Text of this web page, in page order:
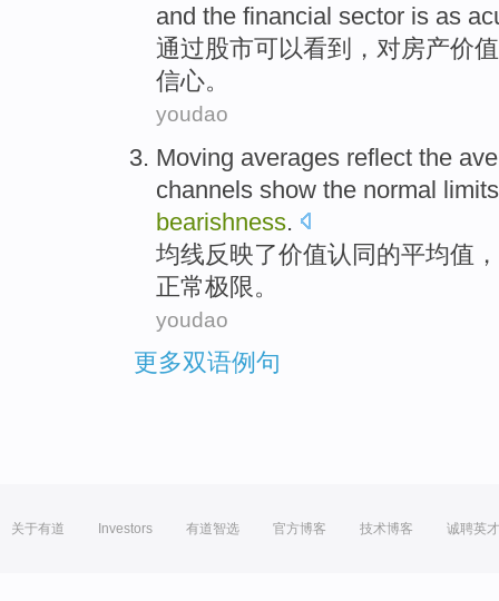
and the financial sector is as
通过股市可以看到， 对房产价值
信心。
youdao
Moving averages reflect the
channels show the normal limits
bearishness.
均线反映了价值认同 的平均值
正常极限。
youdao
更多双语例句
关于有道 Investors 有道智选 官方博客 技术博客 诚聘英才